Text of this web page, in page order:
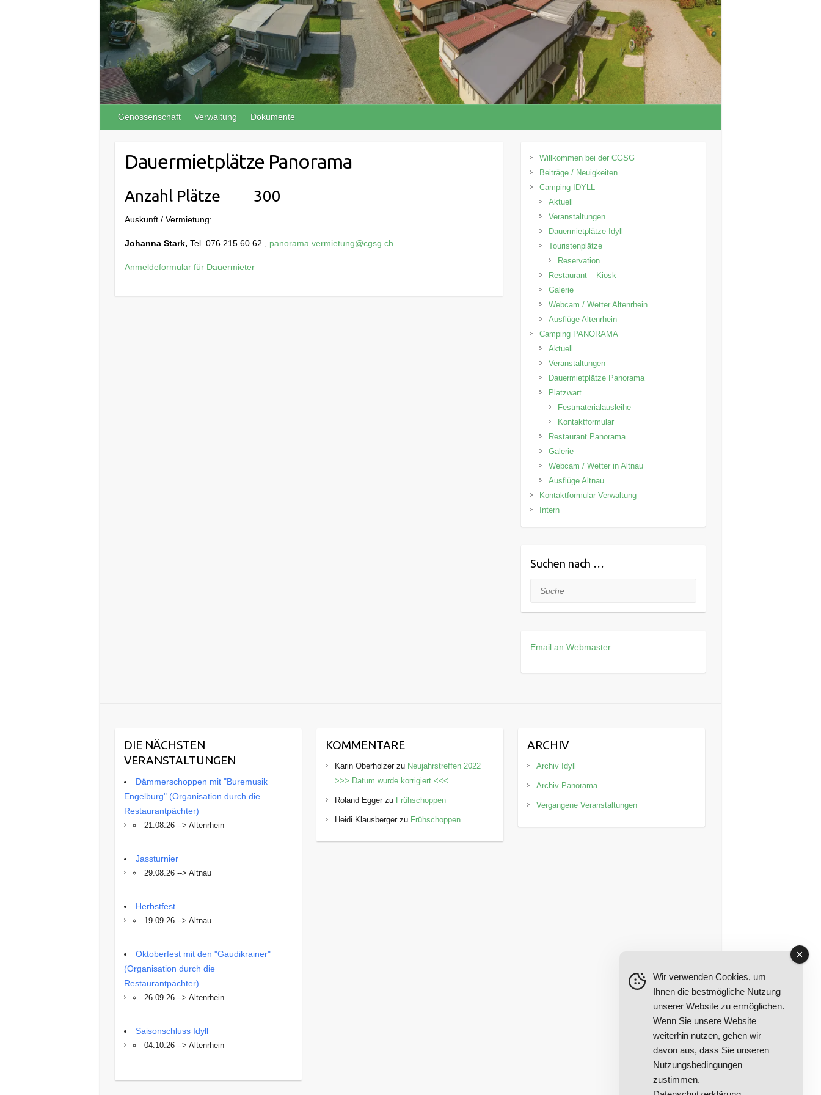
Genossenschaft Verwaltung Dokumente
Dauermietplätze Panorama
Anzahl Plätze 300
Auskunft / Vermietung:
Johanna Stark,Tel. 076 215 60 62 , panorama.vermietung@cgsg.ch
Anmeldeformular für Dauermieter
Willkommen bei der CGSG
Beiträge / Neuigkeiten
Camping IDYLL
Aktuell
Veranstaltungen
Dauermietplätze Idyll
Touristenplätze
Reservation
Restaurant – Kiosk
Galerie
Webcam / Wetter Altenrhein
Ausflüge Altenrhein
Camping PANORAMA
Aktuell
Veranstaltungen
Dauermietplätze Panorama
Platzwart
Festmaterialausleihe
Kontaktformular
Restaurant Panorama
Galerie
Webcam / Wetter in Altnau
Ausflüge Altnau
Kontaktformular Verwaltung
Intern
Suchen nach …
Suche
Email an Webmaster
DIE NÄCHSTEN
VERANSTALTUNGEN
Dämmerschoppen mit "Buremusik
Engelburg" (Organisation durch die
Restaurantpächter)
21.08.26 --> Altenrhein
Jassturnier
29.08.26 --> Altnau
Herbstfest
19.09.26 --> Altnau
Oktoberfest mit den "Gaudikrainer"
(Organisation durch die
Restaurantpächter)
26.09.26 --> Altenrhein
Saisonschluss Idyll
04.10.26 --> Altenrhein
KOMMENTARE
Karin Oberholzer zu Neujahrstreffen 2022
>>> Datum wurde korrigiert <<<
Roland Egger zu Frühschoppen
Heidi Klausberger zu Frühschoppen
ARCHIV
Archiv Idyll
Archiv Panorama
Vergangene Veranstaltungen
Wir verwenden Cookies, um
Ihnen die bestmögliche Nutzung
unserer Website zu ermöglichen.
Wenn Sie unsere Website
weiterhin nutzen, gehen wir
davon aus, dass Sie unseren
Nutzungsbedingungen
zustimmen.